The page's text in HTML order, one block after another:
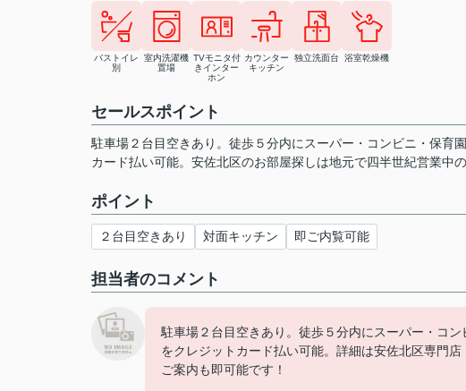
バストイレ
別
室内洗濯機
置場
TVモニタ付
きインター
ホン
カウンター
キッチン
独立洗面台 浴室乾燥機
セールスポイント
駐車場２台目空きあり。徒歩５分内にスーパー・コンビニ・保育
カード払い可能。安佐北区のお部屋探しは地元で四半世紀営業中
ポイント
２台目空きあり 対面キッチン 即ご内覧可能
担当者のコメント
駐車場２台目空きあり。徒歩５分内にスーパー・コ
をクレジットカード払い可能。詳細は安佐北区専門
ご案内も即可能です！